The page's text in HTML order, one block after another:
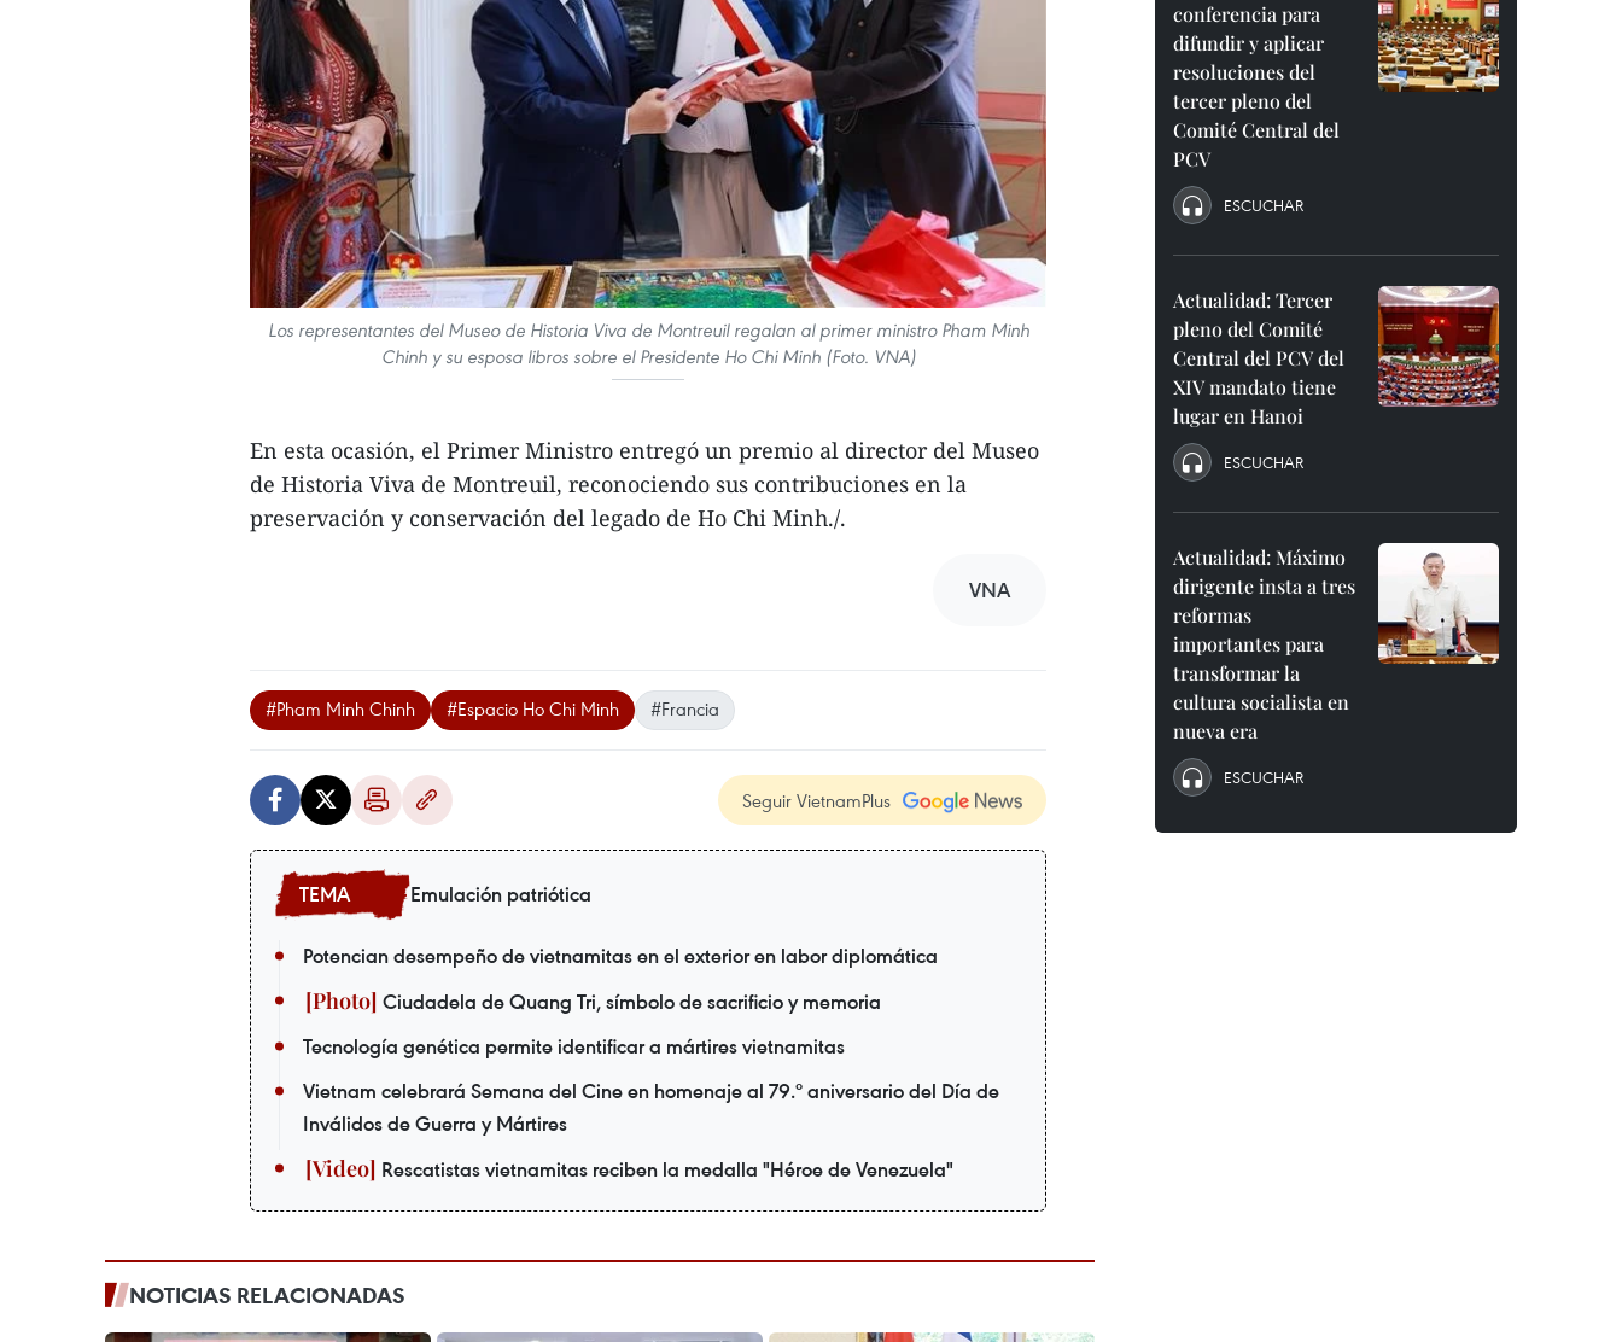
Los representantes del Museo de Historia Viva de Montreuil regalan al primer ministro Pham Minh
Chinh y su esposa libros sobre el Presidente Ho Chi Minh (Foto. VNA)
En esta ocasión, el Primer Ministro entregó un premio al director del Museo
de Historia Viva de Montreuil, reconociendo sus contribuciones en la
preservación y conservación del legado de Ho Chi Minh./.
VNA
#Pham Minh Chinh #Espacio Ho Chi Minh #Francia
Seguir VietnamPlus
Emulación patriótica
Potencian desempeño de vietnamitas en el exterior en labor diplomática
Ciudadela de Quang Tri, símbolo de sacrificio y memoria
Tecnología genética permite identificar a mártires vietnamitas
Vietnam celebrará Semana del Cine en homenaje al 79.º aniversario del Día de
Inválidos de Guerra y Mártires
Rescatistas vietnamitas reciben la medalla "Héroe de Venezuela"
NOTICIAS RELACIONADAS
conferencia para
difundir y aplicar
resoluciones del
tercer pleno del
Comité Central del
PCV
ESCUCHAR
Actualidad: Tercer
pleno del Comité
Central del PCV del
XIV mandato tiene
lugar en Hanoi
ESCUCHAR
Actualidad: Máximo
dirigente insta a tres
reformas
importantes para
transformar la
cultura socialista en
nueva era
ESCUCHAR